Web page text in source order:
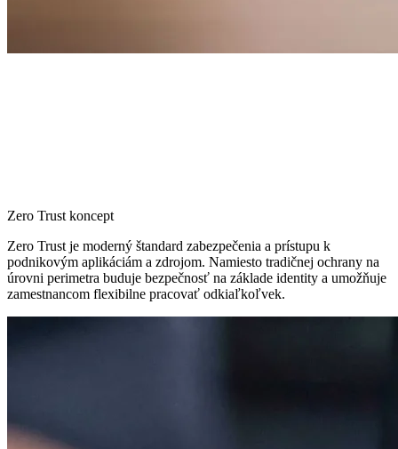
Zero Trust koncept
Zero Trust je moderný štandard zabezpečenia a prístupu k
podnikovým aplikáciám a zdrojom. Namiesto tradičnej ochrany na
úrovni perimetra buduje bezpečnosť na základe identity a umožňuje
zamestnancom flexibilne pracovať odkiaľkoľvek.